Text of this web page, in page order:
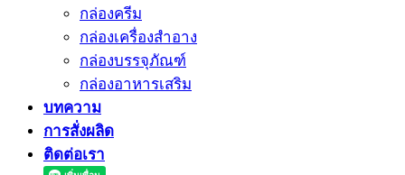
กล่องครีม
กล่องเครื่องสำอาง
กล่องบรรจุภัณฑ์
กล่องอาหารเสริม
บทความ
การสั่งผลิด
ติดต่อเรา